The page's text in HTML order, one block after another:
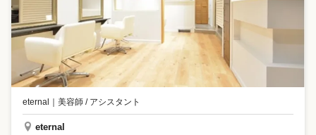
eternal 美容師 / アシスタント
eternal